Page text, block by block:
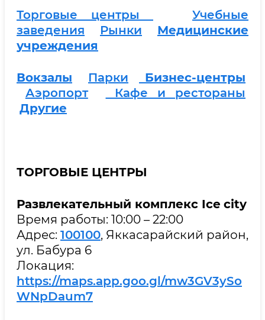
Торговые центры
Учебные
заведения
Рынки
Медицинские
учреждения
Вокзалы Парки
Бизнес-центры
Аэропорт
Кафе и рестораны
Другие
ТОРГОВЫЕ ЦЕНТРЫ
Развлекательный комплекс Ice city
Время работы: 10:00 – 22:00
Адрес: 100100, Яккасарайский район,
ул. Бабура 6
Локация:
https://maps.app.goo.gl/mw3GV3ySo
WNpDaum7